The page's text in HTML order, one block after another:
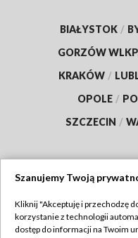
BIAŁYSTOK /
GORZÓW
KRAKÓW /
OPOLE /
SZCZECIN /
Szanujemy Twoją
Kliknij "Akceptuję i przechodzę
korzystanie z technologii
dostęp do informacji na Twoim